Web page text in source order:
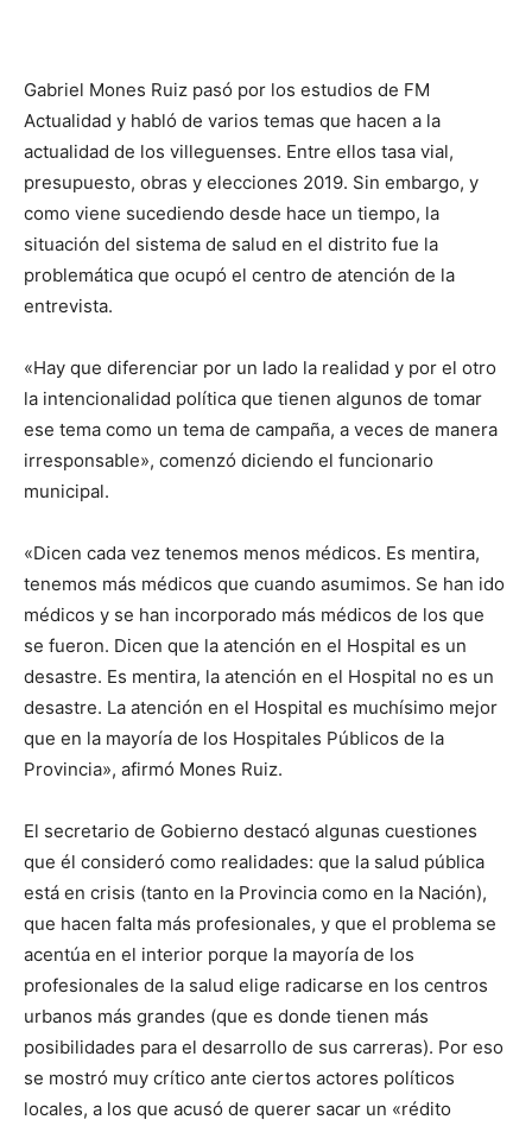
Gabriel Mones Ruiz pasó por los estudios de FM
Actualidad y habló de varios temas que hacen a la
actualidad de los villeguenses. Entre ellos tasa vial,
presupuesto, obras y elecciones 2019. Sin embargo, y
como viene sucediendo desde hace un tiempo, la
situación del sistema de salud en el distrito fue la
problemática que ocupó el centro de atención de la
entrevista.
«Hay que diferenciar por un lado la realidad y por el otro
la intencionalidad política que tienen algunos de tomar
ese tema como un tema de campaña, a veces de manera
irresponsable», comenzó diciendo el funcionario
municipal.
«Dicen cada vez tenemos menos médicos. Es mentira,
tenemos más médicos que cuando asumimos. Se han ido
médicos y se han incorporado más médicos de los que
se fueron. Dicen que la atención en el Hospital es un
desastre. Es mentira, la atención en el Hospital no es un
desastre. La atención en el Hospital es muchísimo mejor
que en la mayoría de los Hospitales Públicos de la
Provincia», afirmó Mones Ruiz.
El secretario de Gobierno destacó algunas cuestiones
que él consideró como realidades: que la salud pública
está en crisis (tanto en la Provincia como en la Nación),
que hacen falta más profesionales, y que el problema se
acentúa en el interior porque la mayoría de los
profesionales de la salud elige radicarse en los centros
urbanos más grandes (que es donde tienen más
posibilidades para el desarrollo de sus carreras). Por eso
se mostró muy crítico ante ciertos actores políticos
locales, a los que acusó de querer sacar un «rédito